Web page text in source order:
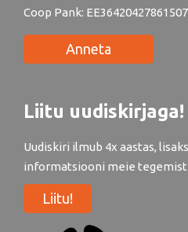
Coop Pank:
Anneta
Liitu uudiskirjaga!
Uudiskiri ilmub 4x aastas,
informatsiooni meie
Liitu!